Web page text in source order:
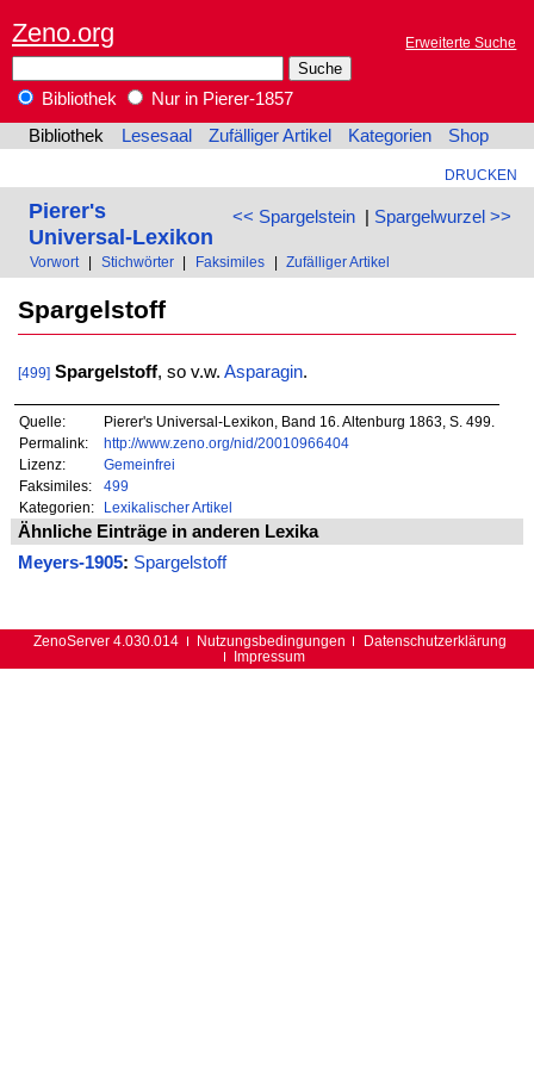
Zeno.org Erweiterte Suche
Bibliothek
Nur in Pierer-1857
Bibliothek
Lesesaal Zufälliger Artikel Kategorien Shop
DRUCKEN
<< Spargelstein| Spargelwurzel >>
Pierer's
Universal-Lexikon
Vorwort Stichwörter Faksimiles Zufälliger Artikel
Spargelstoff
[499] Spargelstoff, so v.w. Asparagin.
Quelle:
Pierer's Universal-Lexikon, Band 16. Altenburg 1863, S. 499.
Permalink:
http://www.zeno.org/nid/20010966404
Lizenz:
Gemeinfrei
Faksimiles:
499
Kategorien:
Lexikalischer Artikel
Ähnliche Einträge in anderen Lexika
Meyers-1905: Spargelstoff
ZenoServer 4.030.014 Nutzungsbedingungen
Datenschutzerklärung
Impressum